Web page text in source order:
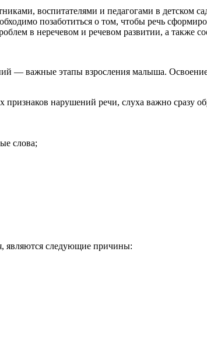
воспитателями и педагогами в
позаботиться о том, чтобы речь
в неречевом и речевом развитии, а также
— важные этапы взросления малыша.
нарушений речи, слуха важно сразу
слова;
являются следующие причины: